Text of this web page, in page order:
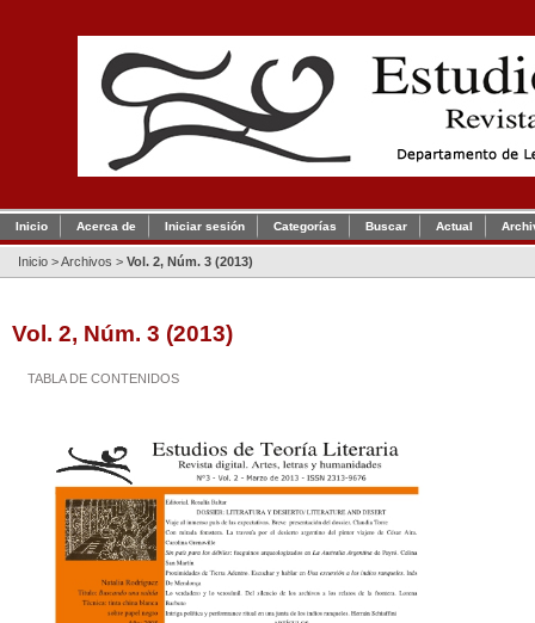
Inicio Acerca de Iniciar sesión Categorías Buscar Actual
Inicio >Archivos > Vol. 2, Núm. 3 (2013)
Vol. 2, Núm. 3 (2013)
TABLA DE CONTENIDOS